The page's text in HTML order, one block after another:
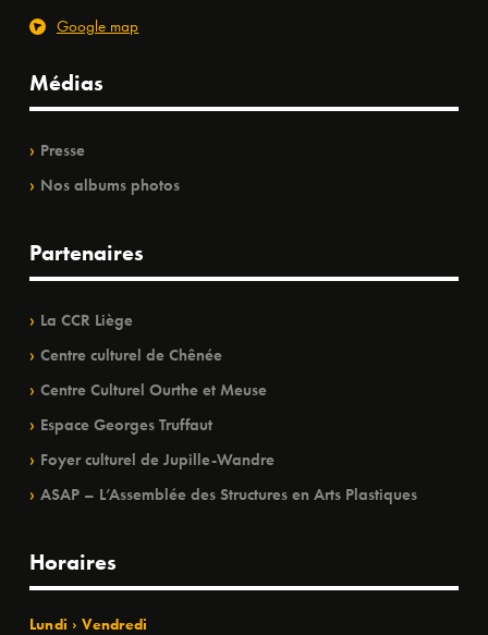
Google map
Médias
Presse
Nos albums photos
Partenaires
La CCR Liège
Centre culturel de Chênée
Centre Culturel Ourthe et Meuse
Espace Georges Truffaut
Foyer culturel de Jupille-Wandre
ASAP – L’Assemblée des Structures en Arts Plastiques
Horaires
Lundi › Vendredi